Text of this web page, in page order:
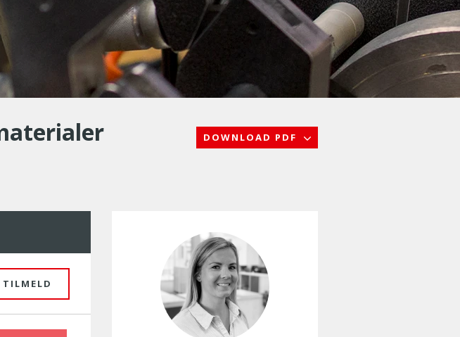
DOWNLOAD PDF
TILMELD